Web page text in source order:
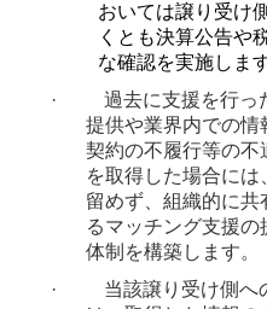
おいては譲り受け
くとも決算公告や
な確認を実施します
·
過去に支援を行っ
提供や業界内での情
契約の不履行等の不
を取得した場合に
留めず、組織的に
るマッチング支援
体制を構築します。
·
当該譲り受け側へ